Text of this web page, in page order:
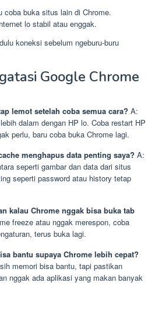
coba buka situs lain di Chrome.
lo stabil atau enggak.
koneksi sebelum ngeburu-buru
Google Chrome
lemot setelah coba semua cara? A:
dalam dengan HP lo. Coba restart HP
perlu, baru coba buka Chrome lagi.
menghapus data penting saya? A:
seperti gambar dan data dari situs
seperti password atau history tetap
kalau Chrome nggak bisa buka tab
freeze atau nggak merespon, coba
terus buka lagi.
bantu supaya Chrome lebih cepat?
memori bisa bantu, tapi pastikan
nggak ada aplikasi yang makan banyak